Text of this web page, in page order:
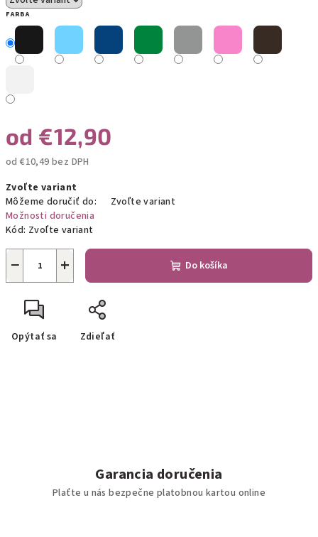
FARBA
od €12,90
od€10,49 bez DPH
cena:
Zvoľte variant
Môžeme doručiť do:
Zvoľte variant
Možnosti doručenia
Kód: Zvoľte variant
+
− Do košíka
Opýtať sa Zdieľať
Garancia doručenia
Plaťte u nás bezpečne platobnou kartou online